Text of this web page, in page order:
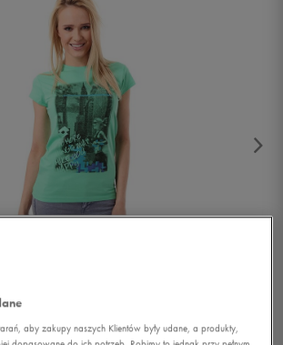
aby zakupy naszych Klientów były udane, a produkty,